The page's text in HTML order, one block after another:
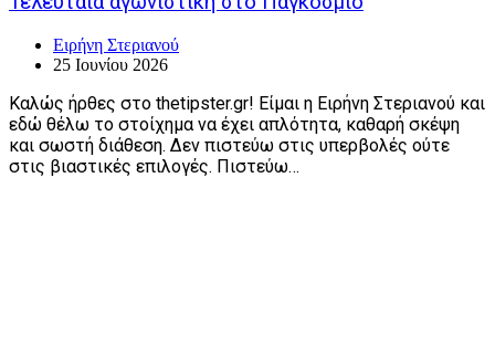
Ειρήνη Στεριανού
25 Ιουνίου 2026
Καλώς ήρθες στο thetipster.gr! Είμαι η Ειρήνη Στεριανού και
εδώ θέλω το στοίχημα να έχει απλότητα, καθαρή σκέψη
και σωστή διάθεση. Δεν πιστεύω στις υπερβολές ούτε
στις βιαστικές επιλογές. Πιστεύω…